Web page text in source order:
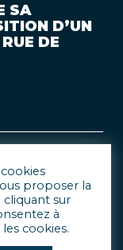
SA
D’UN
DE
& CGU
proposer la
cliquant sur
à
cookies.